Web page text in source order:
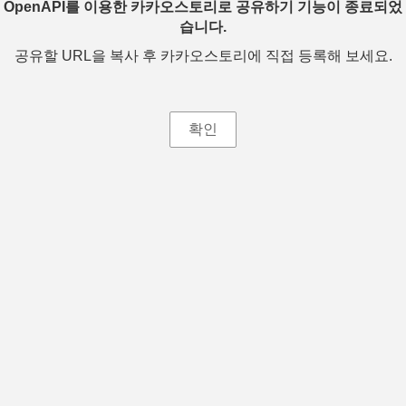
OpenAPI를 이용한 카카오스토리로 공유하기 기능이 종료되었
습니다.
공유할 URL을 복사 후 카카오스토리에 직접 등록해 보세요.
확인